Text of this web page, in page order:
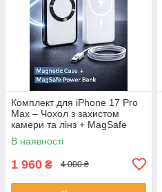
Комплект для iPhone 17 Pro
Max – Чохол з захистом
камери та лінз + MagSafe
Повербанк 30000 mAh
(швидка зарядка)
В наявності
1 960 ₴ 4 000 ₴